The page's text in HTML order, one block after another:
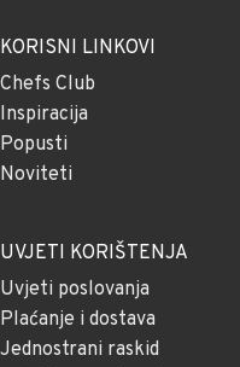
KORISNI LINKOVI
Chefs Club
Inspiracija
Popusti
Noviteti
UVJETI KORIŠTENJA
Uvjeti poslovanja
Plaćanje i dostava
Jednostrani raskid